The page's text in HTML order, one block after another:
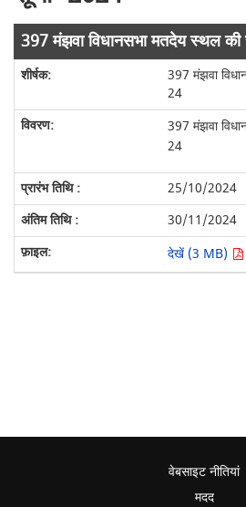
397 मंझवा विधानसभा मतदेय स्थल
397 मंझवा
24
397 मंझवा
24
25/10/2024
30/11/2024
देखें (3 MB)
वेबसाइट नीतियां
मदद